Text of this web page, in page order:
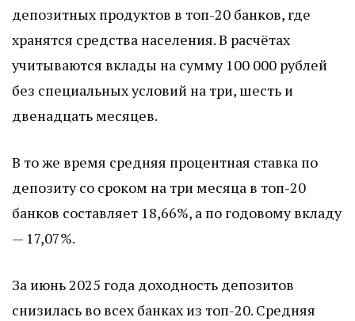
депозитных продуктов в топ-20 банков, где
хранятся средства населения. В расчётах
учитываются вклады на сумму 100 000 рублей
без специальных условий на три, шесть и
двенадцать месяцев.
В то же время средняя процентная ставка по
депозиту со сроком на три месяца в топ-20
банков составляет 18,66%, а по годовому вкладу
— 17,07%.
За июнь 2025 года доходность депозитов
снизилась во всех банках из топ-20. Средняя